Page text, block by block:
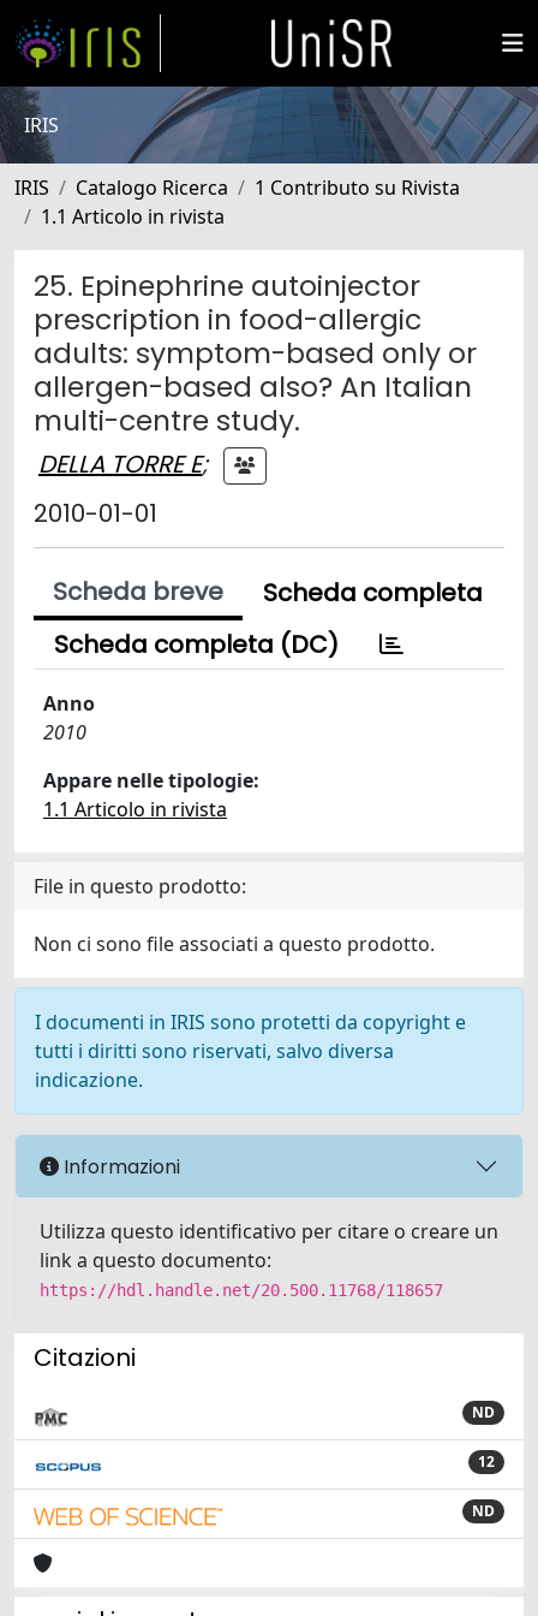
IRIS
IRIS Catalogo Ricerca
1 Contributo su Rivista
1.1 Articolo in rivista
25. Epinephrine autoinjector
prescription in food-allergic
adults: symptom-based only or
allergen-based also? An Italian
multi-centre study.
DELLA TORRE E;
2010-01-01
Scheda breve
Scheda completa
Scheda completa (DC)
Anno
2010
Appare nelle tipologie:
1.1 Articolo in rivista
File in questo prodotto:
Non ci sono file associati a questo prodotto.
I documenti in IRIS sono protetti da copyright e
tutti i diritti sono riservati, salvo diversa
indicazione.
Informazioni
Utilizza questo identificativo per citare o creare un
link a questo documento:
https://hdl.handle.net/20.500.11768/118657
Citazioni
ND
12
ND